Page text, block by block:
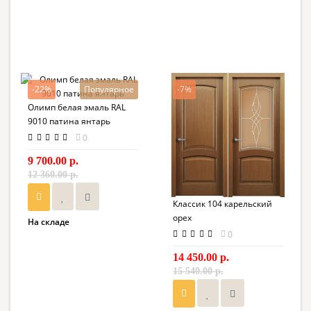
-22%
Популярное
Олимп белая эмаль RAL
9010 патина янтарь
0
9 700.00 р.
12 360.00 р.
На складе
-7%
Классик 104 карельский
орех
0
14 450.00 р.
15 540.00 р.